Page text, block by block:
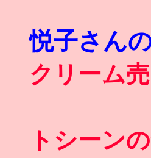
悦子さん
クリーム
トシーン